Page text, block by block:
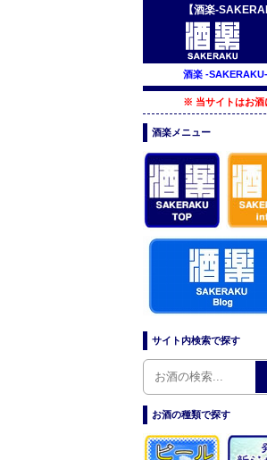
【酒楽-
酒楽 -SAKERAKU-
※ 当サイトはお酒
酒楽メニュー
サイト内検索で探す
お酒の種類で探す